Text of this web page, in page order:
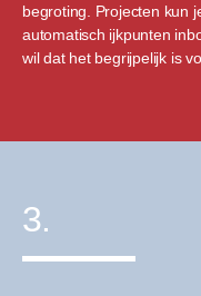
begroting. Projecten kun
automatisch ijkpunten
wil dat het begrijpelijk is
3.